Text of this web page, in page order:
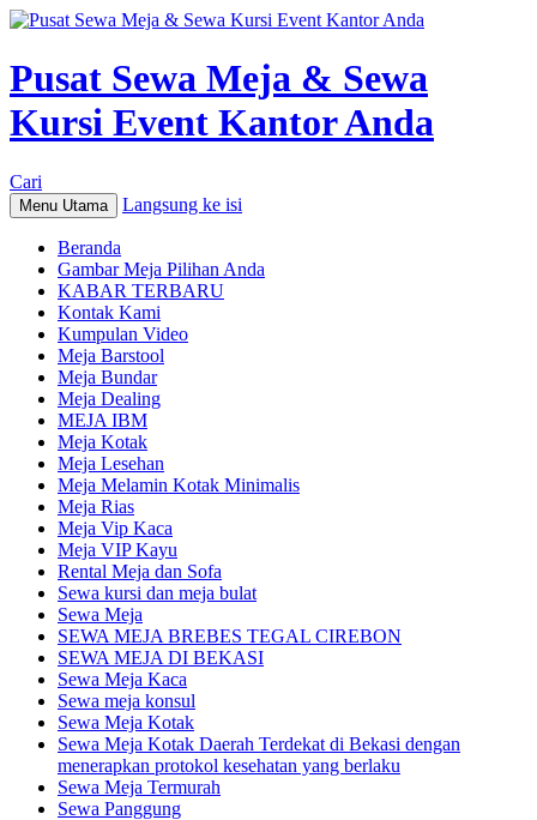
Pusat Sewa Meja & Sewa
Kursi Event Kantor Anda
Cari
Menu Utama Langsung ke isi
Beranda
Gambar Meja Pilihan Anda
KABAR TERBARU
Kontak Kami
Kumpulan Video
Meja Barstool
Meja Bundar
Meja Dealing
MEJA IBM
Meja Kotak
Meja Lesehan
Meja Melamin Kotak Minimalis
Meja Rias
Meja Vip Kaca
Meja VIP Kayu
Rental Meja dan Sofa
Sewa kursi dan meja bulat
Sewa Meja
SEWA MEJA BREBES TEGAL CIREBON
SEWA MEJA DI BEKASI
Sewa Meja Kaca
Sewa meja konsul
Sewa Meja Kotak
Sewa Meja Kotak Daerah Terdekat di Bekasi dengan
menerapkan protokol kesehatan yang berlaku
Sewa Meja Termurah
Sewa Panggung